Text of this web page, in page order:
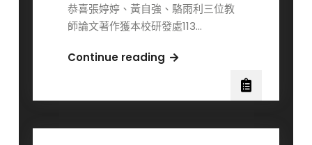
劑
用
改
傷
恭喜張婷婷、黃自強、駱雨利三位教
師論文著作獲本校研發處113…
Continue reading恭
婷、